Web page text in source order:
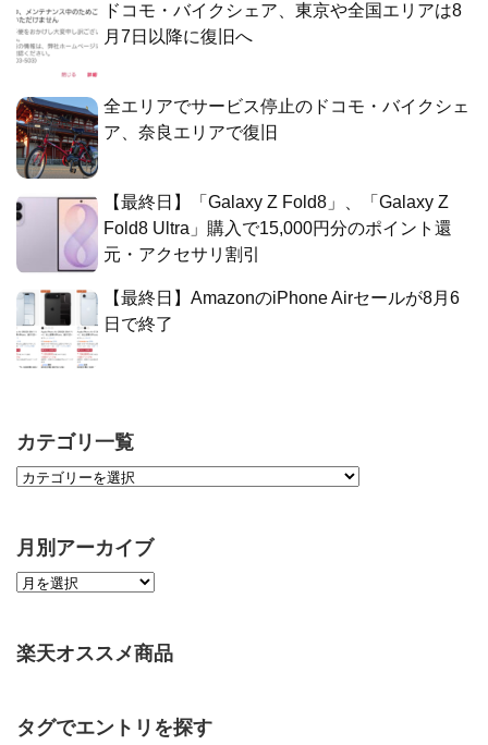
ドコモ・バイクシェア、東京や全国エリアは8
月7日以降に復旧へ
全エリアでサービス停止のドコモ・バイクシェ
ア、奈良エリアで復旧
【最終日】「Galaxy Z Fold8」、「Galaxy Z
Fold8 Ultra」購入で15,000円分のポイント還
元・アクセサリ割引
【最終日】AmazonのiPhone Airセールが8月6
日で終了
カテゴリ一覧
月別アーカイブ
楽天オススメ商品
タグでエントリを探す